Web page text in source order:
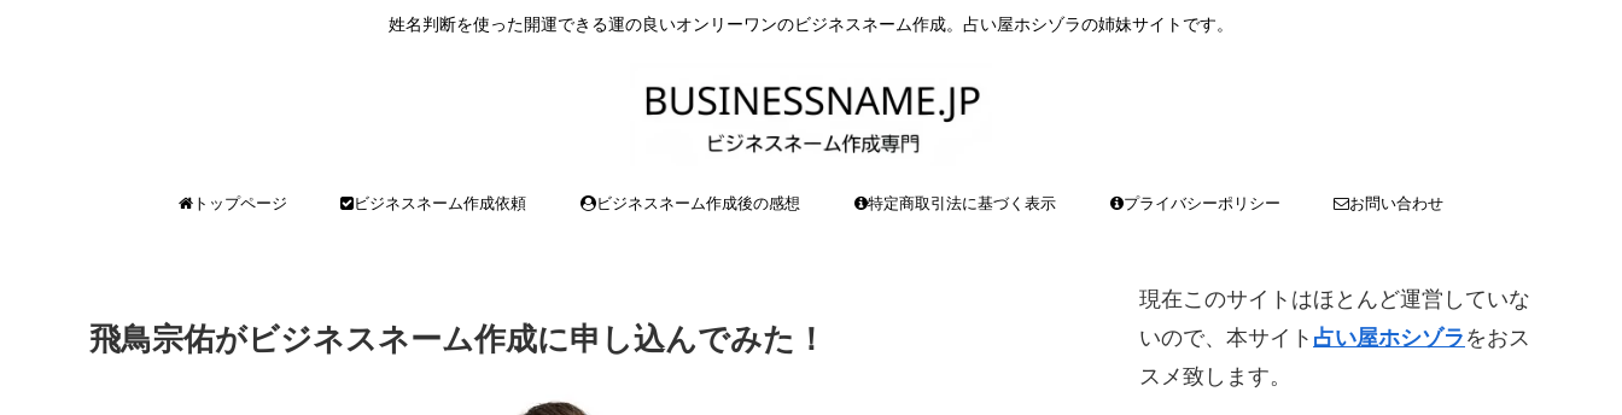
姓名判断を使った開運できる運の良いオンリーワンのビジネスネーム作成。占い屋ホシゾラの姉妹サイトです。
トップページ ビジネスネーム作成依頼 ビジネスネーム作成後の感想 特定商取引法に基づく表示 プライバシーポリシー お問い合わせ
飛鳥宗佑がビジネスネーム作成に申し込んでみた！
現在このサイトはほとんど運営していな
いので、本サイト 占い屋ホシゾラ をおス
スメ致します。